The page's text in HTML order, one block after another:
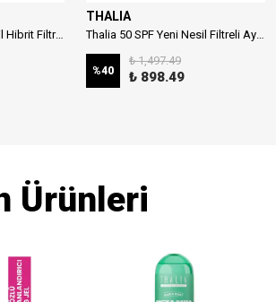
Thalia 50SPF Yeni Nesil Hibrit Filtreli Çocuk Güneş Sütü 150ml
THALIA
%40
₺ 1,497.49
₺ 898.49
Ürünleri